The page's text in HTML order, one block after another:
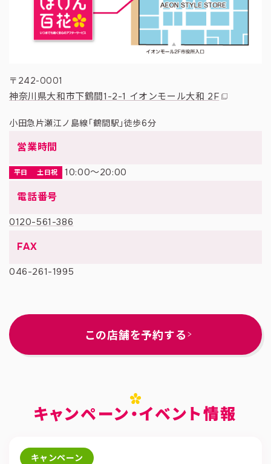
〒242-0001
神奈川県大和市下鶴間1-2-1 イオンモール大和 2F
小田急片瀬江ノ島線「鶴間駅」徒歩6分
営業時間
平日 土日祝 10:00〜20:00
電話番号
0120-561-386
FAX
046-261-1995
この店舗を予約する
キャンペーン・イベント情報
キャンペーン